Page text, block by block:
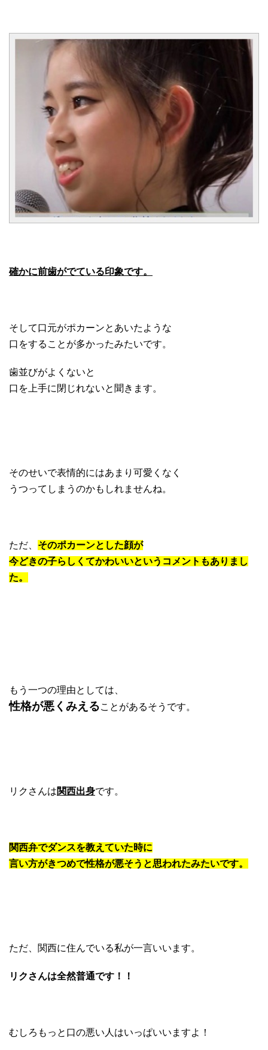
確かに前歯がでている印象です。
そして口元がポカーンとあいたような
口をすることが多かったみたいです。
歯並びがよくないと
口を上手に閉じれないと聞きます。
そのせいで表情的にはあまり可愛くなく
うつってしまうのかもしれませんね。
ただ、 そのポカーンとした顔が
今どきの子らしくてかわいいというコメントもありまし
た。
もう一つの理由としては、
性格が悪くみえることがあるそうです。
リクさんは関西出身です。
関西弁でダンスを教えていた時に
言い方がきつめで性格が悪そうと思われたみたいです。
ただ、関西に住んでいる私が一言いいます。
リクさんは全然普通です！！
むしろもっと口の悪い人はいっぱいいますよ！